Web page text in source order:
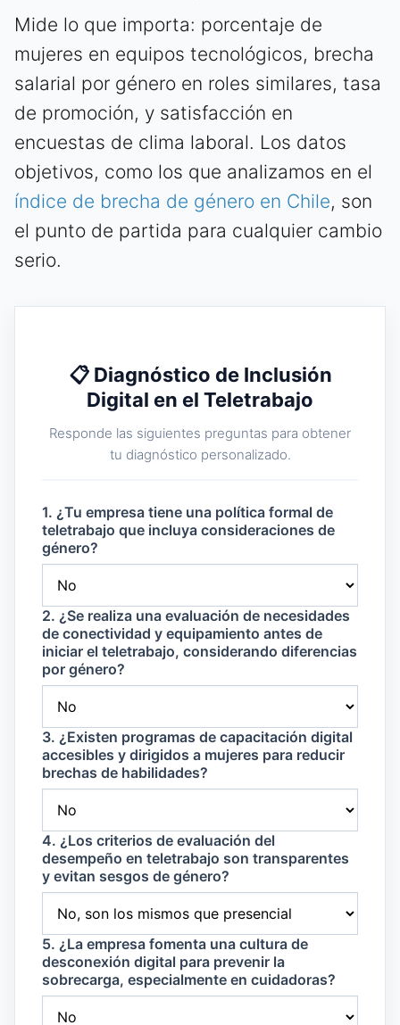
Mide lo que importa: porcentaje de
mujeres en equipos tecnológicos, brecha
salarial por género en roles similares, tasa
de promoción, y satisfacción en
encuestas de clima laboral. Los datos
objetivos, como los que analizamos en el
índice de brecha de género en Chile, son
el punto de partida para cualquier cambio
serio.
📋 Diagnóstico de Inclusión
Digital en el Teletrabajo
Responde las siguientes preguntas para obtener
tu diagnóstico personalizado.
1. ¿Tu empresa tiene una política formal de
teletrabajo que incluya consideraciones de
género?
2. ¿Se realiza una evaluación de necesidades
de conectividad y equipamiento antes de
iniciar el teletrabajo, considerando diferencias
por género?
3. ¿Existen programas de capacitación digital
accesibles y dirigidos a mujeres para reducir
brechas de habilidades?
4. ¿Los criterios de evaluación del
desempeño en teletrabajo son transparentes
y evitan sesgos de género?
5. ¿La empresa fomenta una cultura de
desconexión digital para prevenir la
sobrecarga, especialmente en cuidadoras?